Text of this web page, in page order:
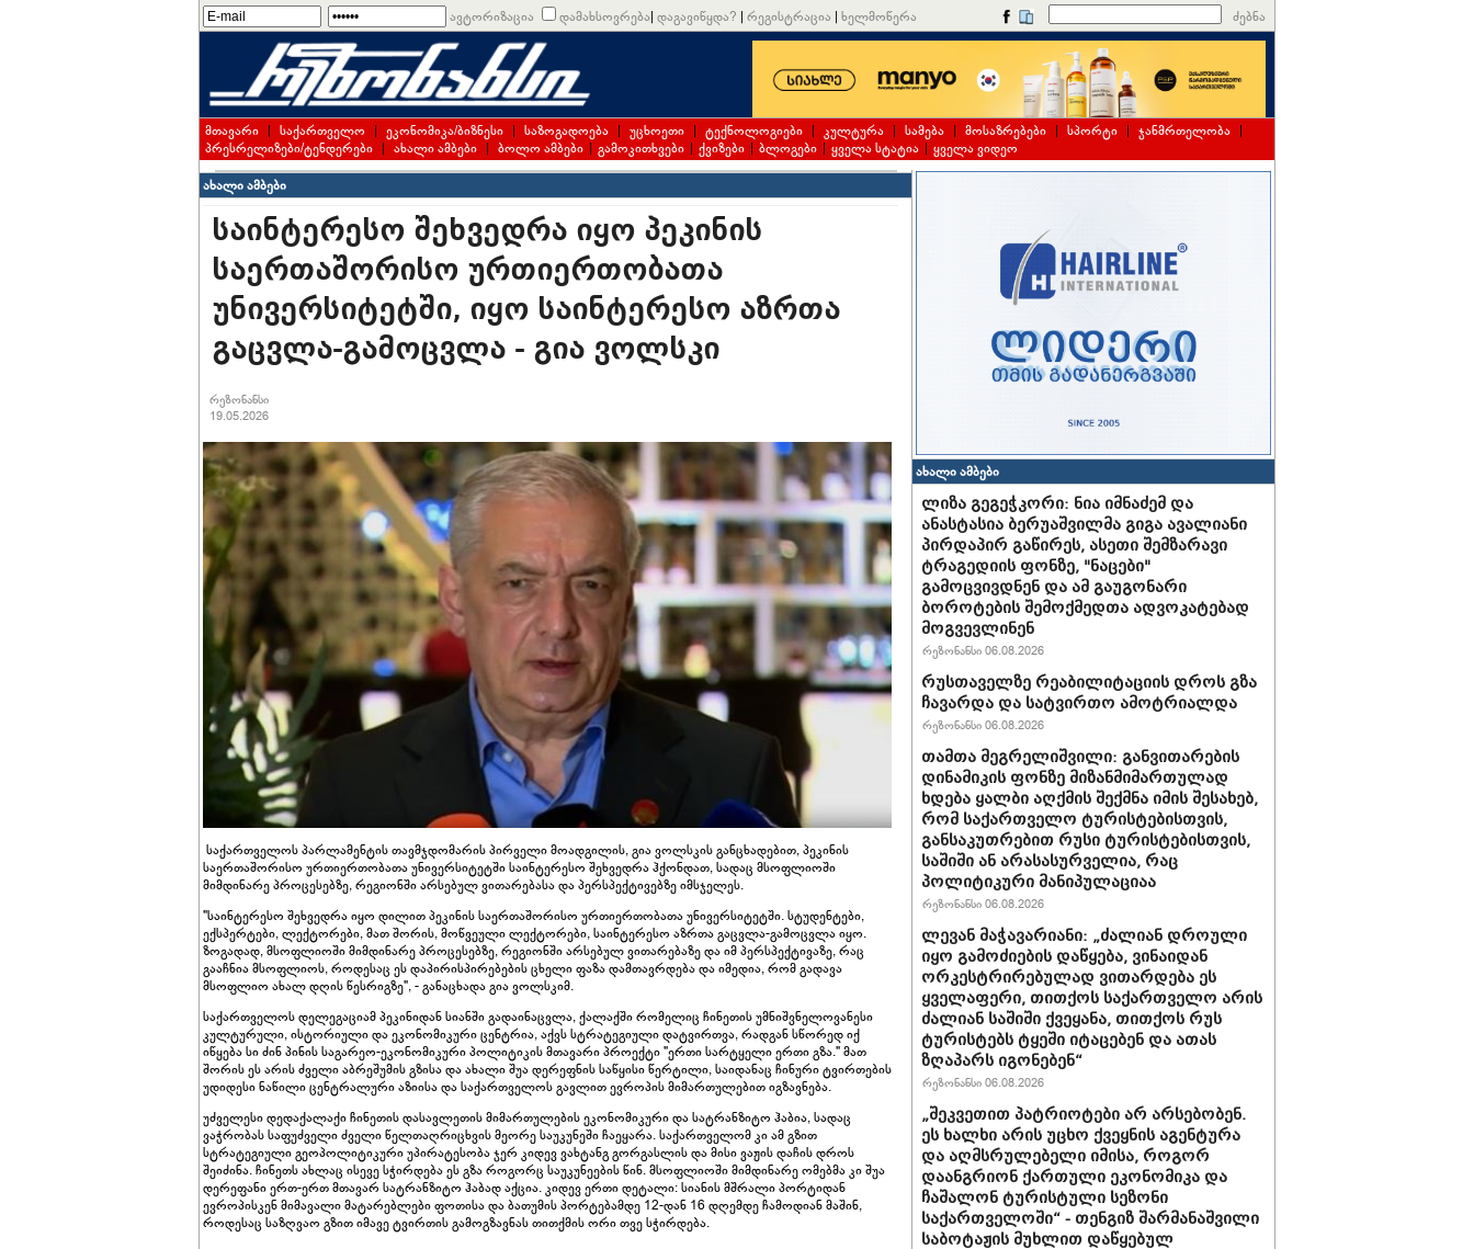
ავტორიზაცია დამახსოვრება| დაგავიწყდა? | რეგისტრაცია | ხელმოწერა ძებნა
მთავარი | საქართველო | ეკონომიკა/ბიზნესი | საზოგადოება | უცხოეთი | ტექნოლოგიები | კულტურა | სამება | მოსაზრებები | სპორტი | ჯანმრთელობა |
პრესრელიზები/ტენდერები | ახალი ამბები | ბოლო ამბები | გამოკითხვები | ქვიზები | ბლოგები | ყველა სტატია | ყველა ვიდეო
ახალი ამბები
საინტერესო შეხვედრა იყო პეკინის
საერთაშორისო ურთიერთობათა
უნივერსიტეტში, იყო საინტერესო აზრთა
გაცვლა-გამოცვლა - გია ვოლსკი
რეზონანსი
19.05.2026
საქართველოს პარლამენტის თავმჯდომარის პირველი მოადგილის, გია ვოლსკის განცხადებით, პეკინის
საერთაშორისო ურთიერთობათა უნივერსიტეტში საინტერესო შეხვედრა ჰქონდათ, სადაც მსოფლიოში
მიმდინარე პროცესებზე, რეგიონში არსებულ ვითარებასა და პერსპექტივებზე იმსჯელეს.
"საინტერესო შეხვედრა იყო დილით პეკინის საერთაშორისო ურთიერთობათა უნივერსიტეტში. სტუდენტები,
ექსპერტები, ლექტორები, მათ შორის, მოწვეული ლექტორები, საინტერესო აზრთა გაცვლა-გამოცვლა იყო.
ზოგადად, მსოფლიოში მიმდინარე პროცესებზე, რეგიონში არსებულ ვითარებაზე და იმ პერსპექტივაზე, რაც
გააჩნია მსოფლიოს, როდესაც ეს დაპირისპირებების ცხელი ფაზა დამთავრდება და იმედია, რომ გადავა
მსოფლიო ახალ დღის წესრიგზე", - განაცხადა გია ვოლსკიმ.
საქართველოს დელეგაციამ პეკინიდან სიანში გადაინაცვლა, ქალაქში რომელიც ჩინეთის უმნიშვნელოვანესი
კულტურული, ისტორიული და ეკონომიკური ცენტრია, აქვს სტრატეგიული დატვირთვა, რადგან სწორედ იქ
იწყება სი ძინ პინის საგარეო-ეკონომიკური პოლიტიკის მთავარი პროექტი "ერთი სარტყელი ერთი გზა." მათ
შორის ეს არის ძველი აბრეშუმის გზისა და ახალი შუა დერეფნის საწყისი წერტილი, საიდანაც ჩინური ტვირთების
უდიდესი ნაწილი ცენტრალური აზიისა და საქართველოს გავლით ევროპის მიმართულებით იგზავნება.
უძველესი დედაქალაქი ჩინეთის დასავლეთის მიმართულების ეკონომიკური და სატრანზიტო ჰაბია, სადაც
ვაჭრობას საფუძველი ძველი წელთაღრიცხვის მეორე საუკუნეში ჩაეყარა. საქართველომ კი ამ გზით
სტრატეგიული გეოპოლიტიკური უპირატესობა ჯერ კიდევ ვახტანგ გორგასლის და მისი ვაჟის დაჩის დროს
შეიძინა. ჩინეთს ახლაც ისევე სჭირდება ეს გზა როგორც საუკუნეების წინ. მსოფლიოში მიმდინარე ომებმა კი შუა
დერეფანი ერთ-ერთ მთავარ სატრანზიტო ჰაბად აქცია. კიდევ ერთი დეტალი: სიანის მშრალი პორტიდან
ევროპისკენ მიმავალი მატარებლები ფოთისა და ბათუმის პორტებამდე 12-დან 16 დღემდე ჩამოდიან მაშინ,
როდესაც საზღვაო გზით იმავე ტვირთის გამოგზავნას თითქმის ორი თვე სჭირდება.
ახალი ამბები
ლიზა გეგეჭკორი: ნია იმნაძემ და
ანასტასია ბერუაშვილმა გიგა ავალიანი
პირდაპირ გაწირეს, ასეთი შემზარავი
ტრაგედიის ფონზე, "ნაცები"
გამოცვივდნენ და ამ გაუგონარი
ბოროტების შემოქმედთა ადვოკატებად
მოგვევლინენ
რეზონანსი 06.08.2026
რუსთაველზე რეაბილიტაციის დროს გზა
ჩავარდა და სატვირთო ამოტრიალდა
რეზონანსი 06.08.2026
თამთა მეგრელიშვილი: განვითარების
დინამიკის ფონზე მიზანმიმართულად
ხდება ყალბი აღქმის შექმნა იმის შესახებ,
რომ საქართველო ტურისტებისთვის,
განსაკუთრებით რუსი ტურისტებისთვის,
საშიში ან არასასურველია, რაც
პოლიტიკური მანიპულაციაა
რეზონანსი 06.08.2026
ლევან მაჭავარიანი: „ძალიან დროული
იყო გამოძიების დაწყება, ვინაიდან
ორკესტრირებულად ვითარდება ეს
ყველაფერი, თითქოს საქართველო არის
ძალიან საშიში ქვეყანა, თითქოს რუს
ტურისტებს ტყეში იტაცებენ და ათას
ზღაპარს იგონებენ“
რეზონანსი 06.08.2026
„შეკვეთით პატრიოტები არ არსებობენ.
ეს ხალხი არის უცხო ქვეყნის აგენტურა
და აღმსრულებელი იმისა, როგორ
დაანგრიონ ქართული ეკონომიკა და
ჩაშალონ ტურისტული სეზონი
საქართველოში“ - თენგიზ შარმანაშვილი
საბოტაჟის მუხლით დაწყებულ